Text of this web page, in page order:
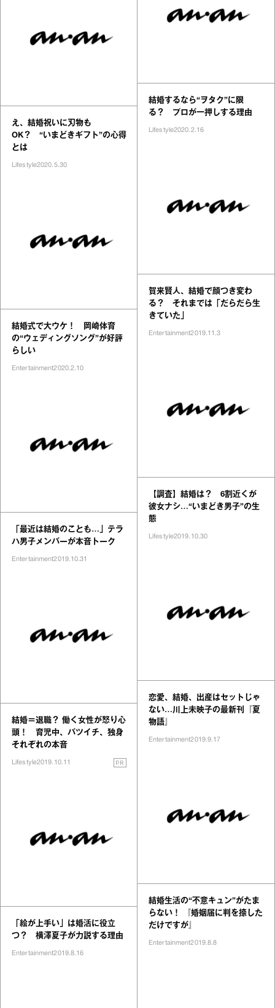
え、結婚祝いに刃物も
OK？ “いまどきギフト”の心得
とは
Lifestyle2020.5.30
結婚式で大ウケ！ 岡崎体育
の“ウェディングソング”が好評
らしい
Entertainment2020.2.10
「最近は結婚のことも…」テラ
ハ男子メンバーが本音トーク
Entertainment2019.10.31
結婚＝退職？ 働く女性が怒り心
頭！ 育児中、バツイチ、独身
それぞれの本音
Lifestyle2019.10.11 PR
「絵が上手い」は婚活に役立
つ？ 横澤夏子が力説する理由
Entertainment2019.8.16
結婚するなら“ヲタク”に限
る？ プロが一押しする理由
Lifestyle2020.2.16
賀来賢人、結婚で顔つき変わ
る？ それまでは「だらだら生
きていた」
Entertainment2019.11.3
【調査】結婚は？ 6割近くが
彼女ナシ…“いまどき男子”の生
態
Lifestyle2019.10.30
恋愛、結婚、出産はセットじゃ
ない…川上未映子の最新刊『夏
物語』
Entertainment2019.9.17
結婚生活の“不意キュン”がたま
らない！ 『婚姻届に判を捺した
だけですが』
Entertainment2019.8.8